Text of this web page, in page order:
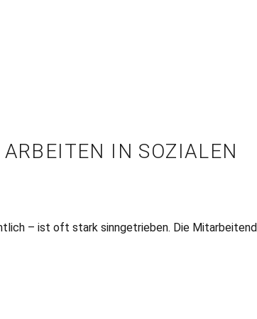
IN SOZIALEN
– ist oft stark sinngetrieben. Die